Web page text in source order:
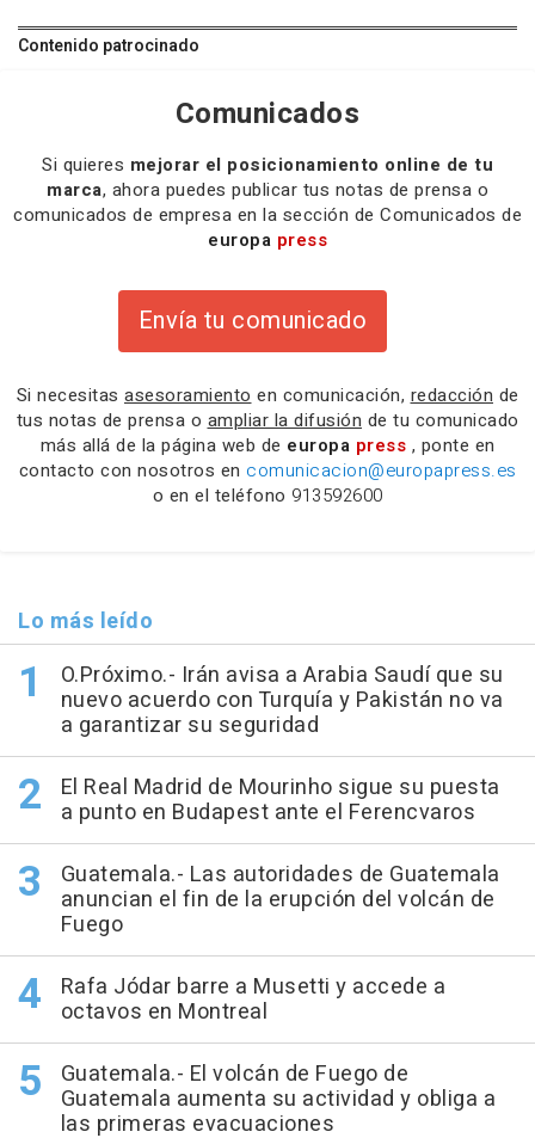
Contenido patrocinado
Comunicados
Si quieres mejorar el posicionamiento online de tu
marca, ahora puedes publicar tus notas de prensa o
comunicados de empresa en la sección de Comunicados de
europa press
Envía tu comunicado
Si necesitas asesoramiento en comunicación, redacción de
tus notas de prensa o ampliar la difusión de tu comunicado
más allá de la página web de europa press , ponte en
contacto con nosotros en comunicacion@europapress.es
o en el teléfono 913592600
Lo más leído
O.Próximo.- Irán avisa a Arabia Saudí que su
nuevo acuerdo con Turquía y Pakistán no va
a garantizar su seguridad
El Real Madrid de Mourinho sigue su puesta
a punto en Budapest ante el Ferencvaros
Guatemala.- Las autoridades de Guatemala
anuncian el fin de la erupción del volcán de
Fuego
Rafa Jódar barre a Musetti y accede a
octavos en Montreal
Guatemala.- El volcán de Fuego de
Guatemala aumenta su actividad y obliga a
las primeras evacuaciones